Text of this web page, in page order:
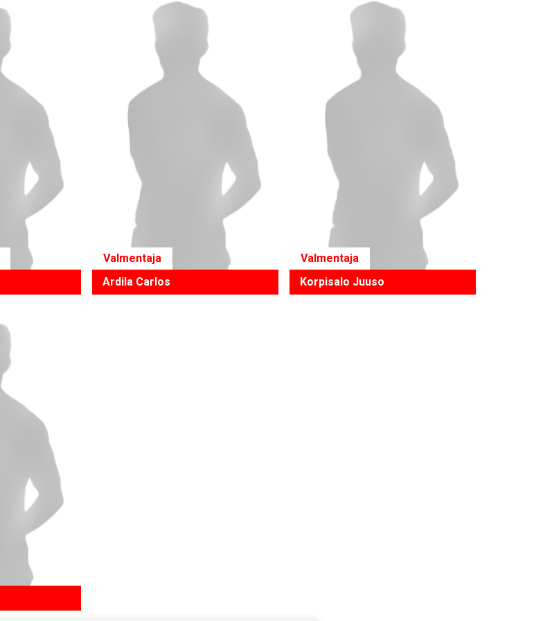
Valmentaja
Ardila Carlos
Valmentaja
Korpisalo Juuso